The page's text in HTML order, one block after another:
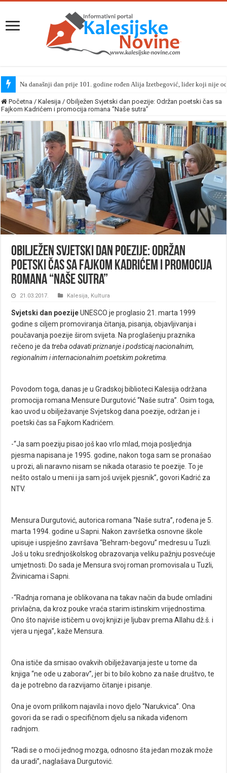
Na današnji dan prije 101. godine rođen Alija Izetbegović, lider koji nije
Početna / Kalesija / Obilježen Svjetski dan poezije: Održan poetski čas sa
Fajkom Kadrićem i promocija romana “Naše sutra”
Obilježen Svjetski dan poezije: Održan
poetski čas sa Fajkom Kadrićem i promocija
romana “Naše sutra”
21.03.2017. Kalesija, Kultura
Svjetski dan poezijeUNESCO je proglasio 21. marta 1999
godine s ciljem promoviranja čitanja, pisanja, objavljivanja i
poučavanja poezije širom svijeta. Na proglašenju praznika
rečeno je datreba odavati priznanje i podsticaj nacionalnim,
regionalnim i internacionalnim poetskim pokretima
Povodom toga, danas je u Gradskoj biblioteci Kalesija održana
promocija romana Mensure Durgutović “Naše sutra”. Osim toga,
kao uvod u obilježavanje Svjetskog dana poezije, održan je i
poetski čas sa Fajkom Kadrićem.
-“Ja sam poeziju pisao još kao vrlo mlad, moja posljednja
pjesma napisana je 1995. godine, nakon toga sam se pronašao
u prozi, ali naravno nisam se nikada otarasio te poezije. To je
nešto ostalo u meni i ja sam još uvijek pjesnik”, govori Kadrić za
NTV.
Mensura Durgutović, autorica romana “Naše sutra”, rođena je 5.
marta 1994. godine u Sapni. Nakon završetka osnovne škole
upisuje i uspješno završava “Behram-begovu” medresu u Tuzli.
Još u toku srednjoškolskog obrazovanja veliku pažnju posvećuje
umjetnosti. Do sada je Mensura svoj roman promovisala u Tuzli,
Živinicama i Sapni.
-“Radnja romana je oblikovana na takav način da bude omladini
privlačna, da kroz pouke vraća starim istinskim vrijednostima.
Ono što najviše ističem u ovoj knjizi je ljubav prema Allahu dž.š. i
vjera u njega”, kaže Mensura.
Ona ističe da smisao ovakvih obilježavanja jeste u tome da
knjiga “ne ode u zaborav”, jer bi to bilo kobno za naše društvo, te
da je potrebno da razvijamo čitanje i pisanje.
Ona je ovom prilikom najavila i novo djelo “Narukvica”. Ona
govori da se radi o specifičnom djelu sa nikada viđenom
radnjom.
“Radi se o moći jednog mozga, odnosno šta jedan mozak može
da uradi”, naglašava Durgutović.